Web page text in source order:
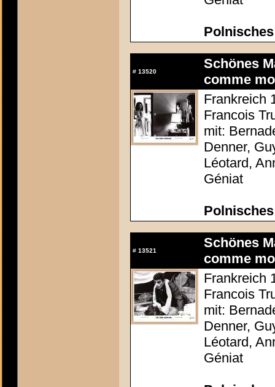
# 13520
Schönes
comme
Frankreich
Francois
mit:
Denner,
Léotard,
Géniat
# 13521
Schönes
comme
Frankreich
Francois
mit:
Denner,
Léotard,
Géniat